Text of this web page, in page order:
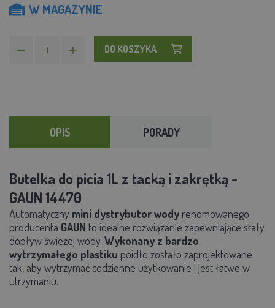
W MAGAZYNIE
DO KOSZYKA
OPIS PORADY
Butelka do picia 1L z tacką i zakrętką -
GAUN 14470
Automatyczny mini dystrybutor wody renomowanego
producenta GAUN to idealne rozwiązanie zapewniające stały
dopływ świeżej wody. Wykonany z bardzo
wytrzymałego plastiku poidło zostało zaprojektowane
tak, aby wytrzymać codzienne użytkowanie i jest łatwe w
utrzymaniu.